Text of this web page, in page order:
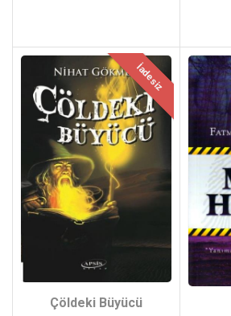
İadesiz
Çöldeki Büyücü